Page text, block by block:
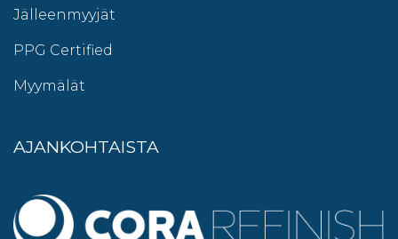
Jälleenmyyjät
PPG Certified
Myymälät
AJANKOHTAISTA